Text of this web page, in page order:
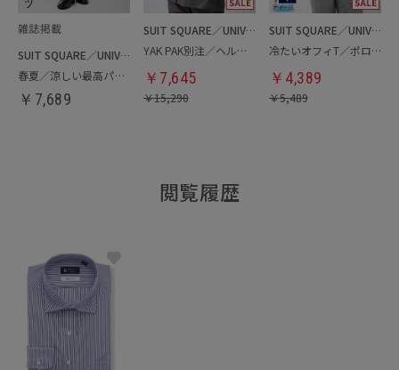
SUIT SQUARE／UNIVERSAL LANGUAGE
春夏／涼しい最高パンツ
￥ 7,689
SUIT SQUARE／UNIVERSAL LANGUAGE
YAK PAK別注／ヘルメットバッグ
￥ 7,645
￥15,290
SUIT SQUARE／UNIVERSAL LANGUAGE
冷たいオフィT／ポロシャツ
￥ 4,389
￥5,489
閲覧履歴